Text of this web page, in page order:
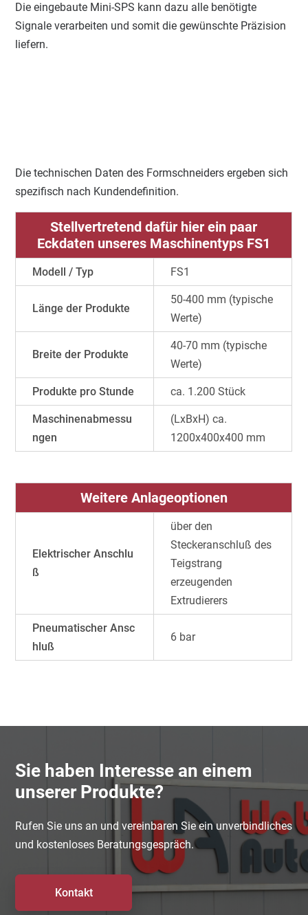
Die eingebaute Mini-SPS kann dazu alle benötigte
Signale verarbeiten und somit die gewünschte Präzision
liefern.
Die technischen Daten des Formschneiders ergeben sich
spezifisch nach Kundendefinition.
Stellvertretend dafür hier ein paar
Eckdaten unseres Maschinentyps FS1
Modell / Typ FS1
Länge der Produkte
50-400 mm (typische
Werte)
Breite der Produkte
40-70 mm (typische
Werte)
Produkte pro Stunde ca. 1.200 Stück
Maschinenabmessu
ngen
(LxBxH) ca.
1200x400x400 mm
Weitere Anlageoptionen
Elektrischer Anschlu
ß
über den
Steckeranschluß des
Teigstrang
erzeugenden
Extrudierers
Pneumatischer Ansc
hluß
6 bar
Sie haben Interesse an einem
unserer Produkte?
Rufen Sie uns an und vereinbaren Sie ein unverbindliches
und kostenloses Beratungsgespräch.
Kontakt